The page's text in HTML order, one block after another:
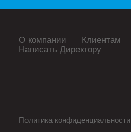
О компании Клиентам
Написать Директору
Политика конфиденциальности